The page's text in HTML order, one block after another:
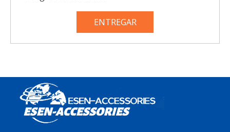
ENTREGAR